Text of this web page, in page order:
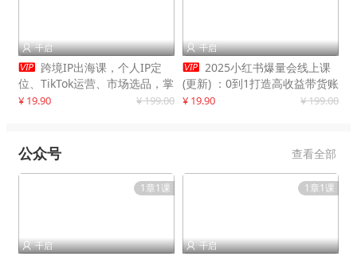
 千启
 跨境IP出海课，个人IP定
位、TikTok运营、市场选品，掌
握核心闭环，实现月入1万美金
¥ 19.90 ¥ 199.00
 千启
 2025小红书爆量会线上课
(更新) ：0到1打造高收益带货账
号，靠小红书带货年入100w？
¥ 19.90 ¥ 199.00
公众号 查看全部
1章1课
 千启
1章1课
 千启